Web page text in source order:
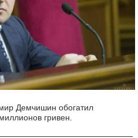
Демчишин обогатил
гривен.